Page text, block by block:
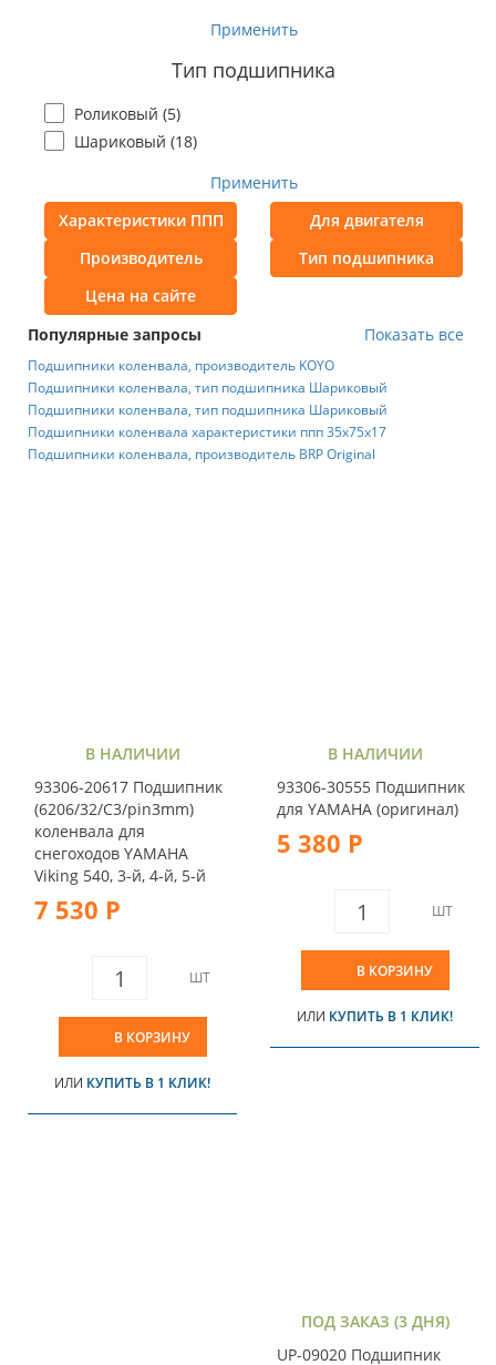
Применить
Тип подшипника
Роликовый (5)
Шариковый (18)
Применить
Характеристики ППП
Для двигателя
Производитель
Тип подшипника
Цена на сайте
Популярные запросы
Подшипники коленвала, производитель KOYO
Подшипники коленвала, тип подшипника Шариковый
Подшипники коленвала, тип подшипника Шариковый
Подшипники коленвала характеристики ппп 35x75x17
Подшипники коленвала, производитель BRP Original
Показать все
В НАЛИЧИИ
93306-20617 Подшипник
(6206/32/С3/pin3mm)
коленвала для
снегоходов YAMAHA
Viking 540, 3-й, 4-й, 5-й
7 530 Р
ШТ
В КОРЗИНУ
ИЛИ КУПИТЬ В 1 КЛИК!
В НАЛИЧИИ
93306-30555 Подшипник
для YAMAHA (оригинал)
5 380 Р
ШТ
В КОРЗИНУ
ИЛИ КУПИТЬ В 1 КЛИК!
ПОД ЗАКАЗ (3 ДНЯ)
UP-09020 Подшипник